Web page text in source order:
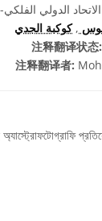
الدولي
,كوكبة الجدي
注释翻译状态:
注释翻译者: